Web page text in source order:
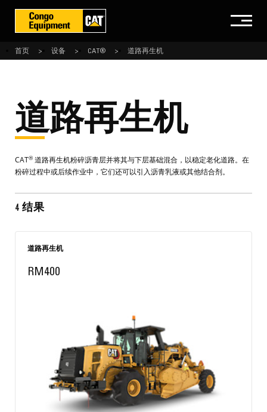
首页 设备 CAT® 道路再生机
道路再生机
CAT® 道路再生机粉碎沥青层并将其与下层基础混合，以稳定老化道路。在
粉碎过程中或后续作业中，它们还可以引入沥青乳液或其他结合剂。
4 结果
道路再生机
RM400